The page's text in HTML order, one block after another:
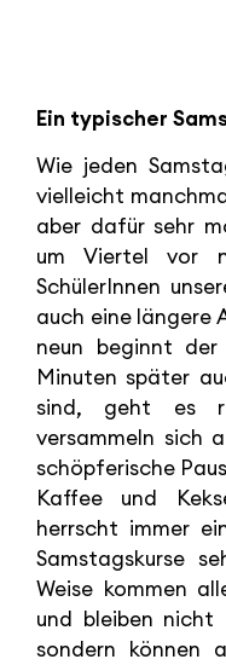
Ein typischer
Wie jeden
vielleicht
aber dafür sehr
um Viertel vor
SchülerInnen
auch eine längere
neun beginnt
Minuten später
sind, geht es
versammeln sich
schöpferische
Kaffee und
herrscht immer
Samstagskurse
Weise kommen
und bleiben nicht
sondern können